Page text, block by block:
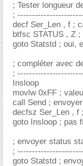
; Tester longueur
;
decf Ser_Len , f ;
btfsc STATUS , Z
goto Statstd ; oui,
; compléter avec
;
Insloop
movlw 0xFF ;
call Send ;
decfsz Ser_Len , f
goto Insloop ; pas
; envoyer status
;
goto Statstd ;